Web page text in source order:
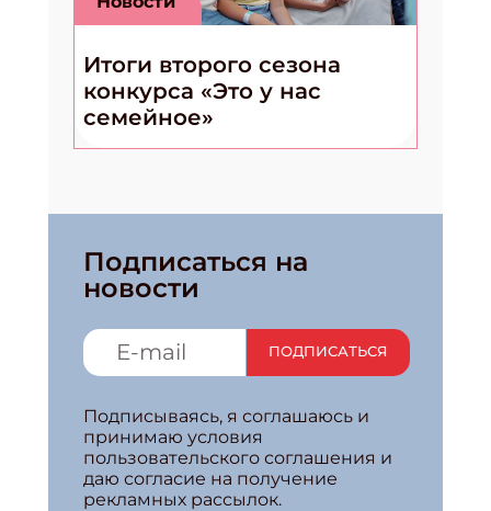
Итоги второго сезона
конкурса «Это у нас
семейное»
Подписаться на
новости
ПОДПИСАТЬСЯ
Подписываясь, я соглашаюсь и
принимаю условия
пользовательского соглашения и
даю согласие на получение
рекламных рассылок.